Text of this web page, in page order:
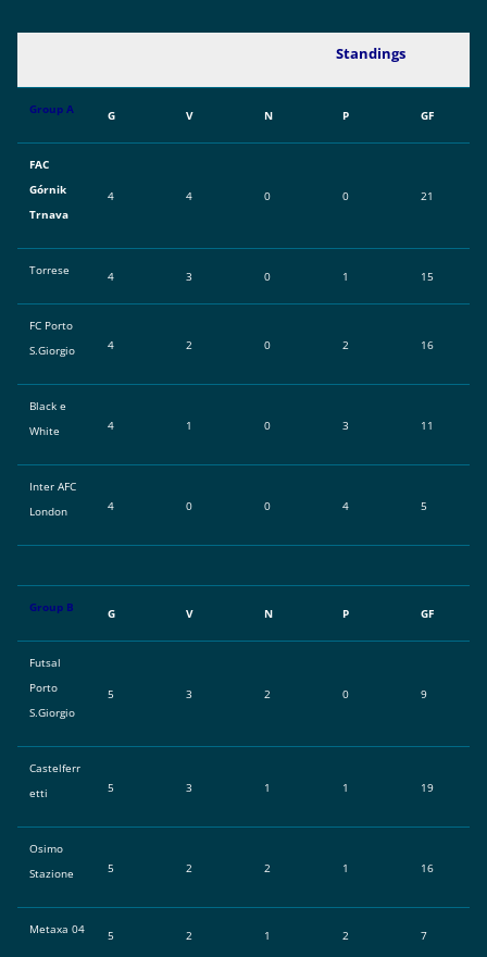
Standings
Group A G V N P GF
FAC
Górnik
Trnava
4 4 0 0 21
Torrese 4 3 0 1 15
FC Porto
S.Giorgio
4 2 0 2 16
Black e
White
4 1 0 3 11
Inter AFC
London
4 0 0 4 5
Group B G V N P GF
Futsal
Porto
S.Giorgio
5 3 2 0 9
Castelferr
etti
5 3 1 1 19
Osimo
Stazione
5 2 2 1 16
Metaxa 04 5 2 1 2 7